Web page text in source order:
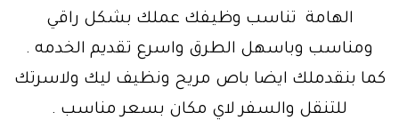
الهامة تناسب وظيفك عملك بشكل راقي
ومناسب وباسهل الطرق واسرع تقديم الخدمه .
كما بنقدملك ايضا باص مريح ونظيف ليك ولاسرتك
للتنقل والسفر لاي مكان بسعر مناسب .